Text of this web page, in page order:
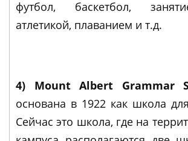
футбол, баскетбол,
атлетикой, плаванием и т.д.
4) Mount Albert Grammar
основана в 1922 как школа
Сейчас это школа, где на